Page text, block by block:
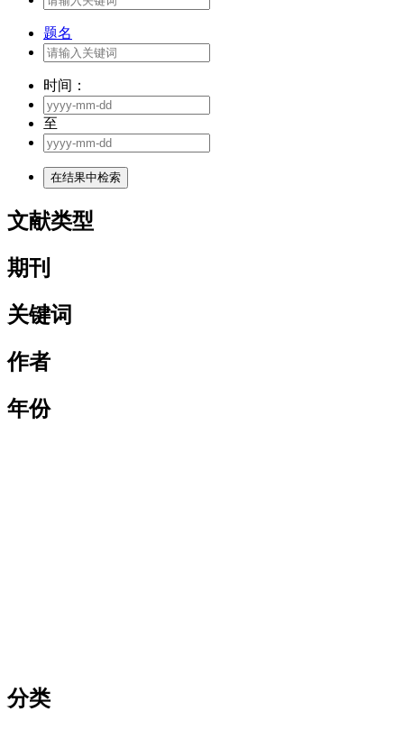
题名
时间：
至
文献类型
期刊
关键词
作者
年份
分类